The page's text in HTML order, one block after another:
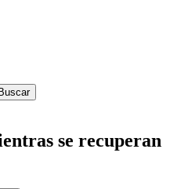
se recuperan